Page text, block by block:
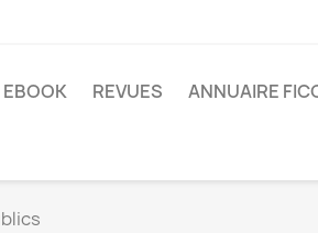
EBOOK REVUES ANNUAIRE